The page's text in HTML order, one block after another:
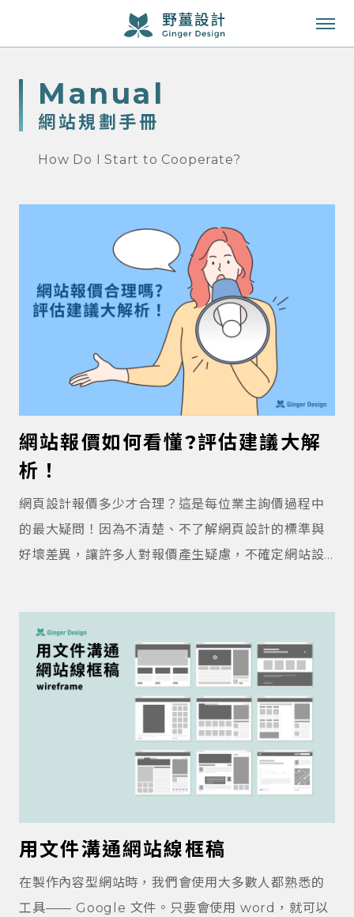
服務項目
manual
網站規劃手冊
How Do I Start to Cooperate?
網站報價如何看懂?評估建議大解
析！
網頁設計報價多少才合理？這是每位業主詢價過程中
的最大疑問！因為不清楚、不了解網頁設計的標準與
好壞差異，讓許多人對報價產生疑慮，不確定網站設
用文件溝通網站線框稿
在製作內容型網站時，我們會使用大多數人都熟悉的
工具—— Google 文件。只要會使用 word，就可以